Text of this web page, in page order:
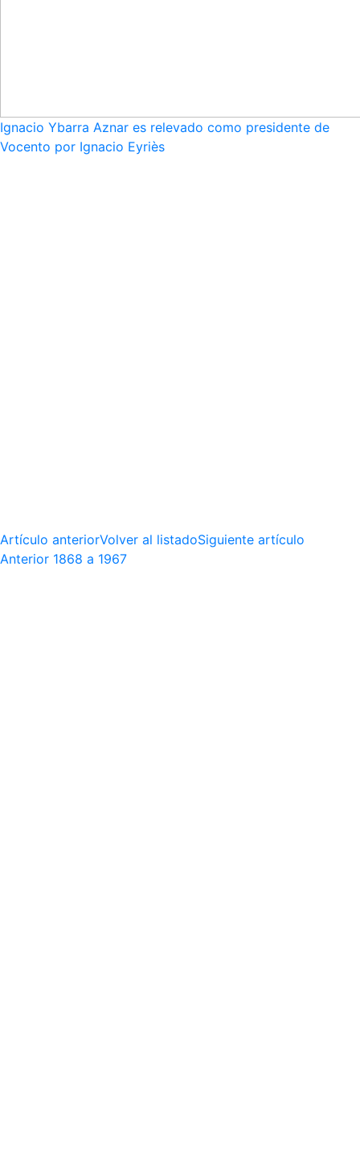
Ignacio Ybarra Aznar es relevado como presidente de
Vocento por Ignacio Eyriès
Artículo anteriorVolver al listadoSiguiente artículo
Anterior 1868 a 1967